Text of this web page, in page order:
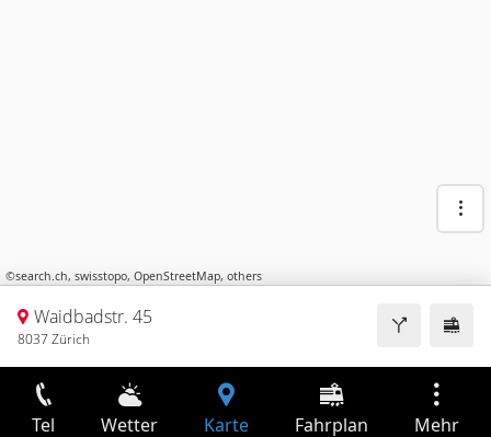
©search.ch, swisstopo, OpenStreetMap, others
Waidbadstr. 45
8037 Zürich
Tel Wetter Karte Fahrplan Mehr